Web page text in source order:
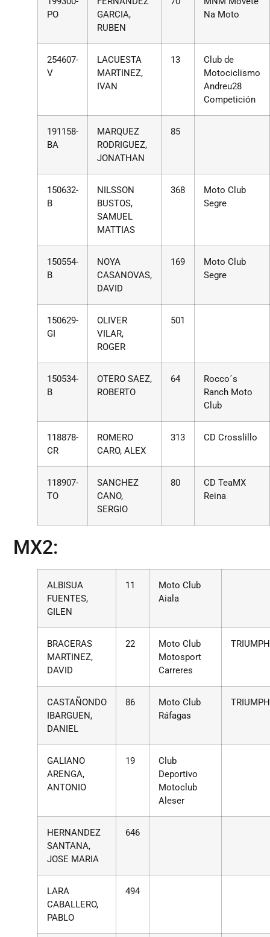
PO
GARCIA,
RUBEN
Na Moto
254607-
V
LACUESTA
MARTINEZ,
IVAN
13
Club de
Motociclismo
Andreu28
Competición
191158-
BA
MARQUEZ
RODRIGUEZ,
JONATHAN
85
150632-
B
NILSSON
BUSTOS,
SAMUEL
MATTIAS
368
Moto Club
Segre
150554-
B
NOYA
CASANOVAS,
DAVID
169
Moto Club
Segre
150629-
GI
OLIVER
VILAR,
ROGER
501
150534-
B
OTERO SAEZ,
ROBERTO
64
Rocco´s
Ranch Moto
Club
118878-
CR
ROMERO
CARO, ALEX
313 CD Crosslillo
118907-
TO
SANCHEZ
CANO,
SERGIO
80
CD TeaMX
Reina
MX2:
ALBISUA
FUENTES,
GILEN
11
Moto Club
Aiala
BRACERAS
MARTINEZ,
DAVID
22
Moto Club
Motosport
Carreres
TRIUMPH
CASTAÑONDO
IBARGUEN,
DANIEL
86
Moto Club
Ráfagas
TRIUMPH
GALIANO
ARENGA,
ANTONIO
19
Club
Deportivo
Motoclub
Aleser
HERNANDEZ
SANTANA,
JOSE MARIA
646
LARA
CABALLERO,
PABLO
494